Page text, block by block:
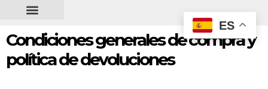
contenido
Condiciones generales de compra y
política de devoluciones
ES